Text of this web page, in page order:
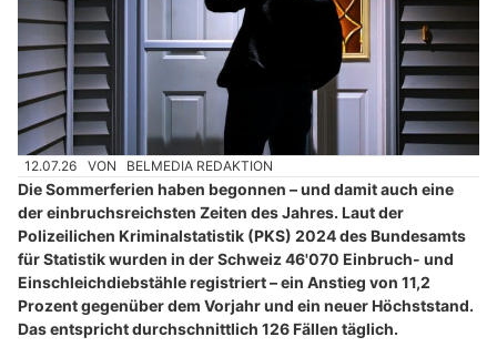
12.07.26 VON BELMEDIA REDAKTION
Die Sommerferien haben begonnen – und damit auch eine
der einbruchsreichsten Zeiten des Jahres. Laut der
Polizeilichen Kriminalstatistik (PKS) 2024 des Bundesamts
für Statistik wurden in der Schweiz 46'070 Einbruch- und
Einschleichdiebstähle registriert – ein Anstieg von 11,2
Prozent gegenüber dem Vorjahr und ein neuer Höchststand.
Das entspricht durchschnittlich 126 Fällen täglich.